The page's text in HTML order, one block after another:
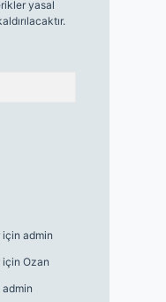
yasal
için admin
için Ozan
admin